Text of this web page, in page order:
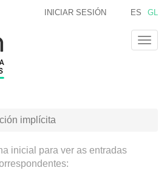
ES GL
INICIAR SESIÓN
implícita
inicial para ver as entradas